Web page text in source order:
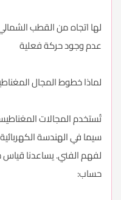
لها اتجاه من القطب
عدم وجود حركة فعلية
لماذا خطوط المجال
تُستخدم المجالات
سيما في الهندسة
لفهم الفني. يساعدنا
حساب: